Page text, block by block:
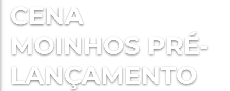
CENA
MOINHOS PRÉ-
LANÇAMENTO